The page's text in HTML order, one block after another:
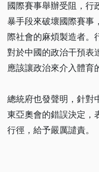
國際賽事舉辦受阻，行
暴手段來破壞國際賽事
際社會的麻煩製造者。
對於中國的政治干預表
應該讓政治來介入體育
總統府也發聲明，針對
東亞奧會的錯誤決定，
行徑，給予嚴厲譴責。